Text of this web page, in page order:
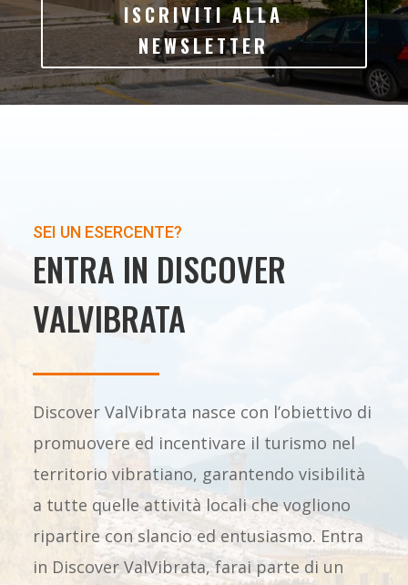
ISCRIVITI ALLA
NEWSLETTER
SEI UN ESERCENTE?
ENTRA IN DISCOVER
VALVIBRATA
Discover ValVibrata nasce con l’obiettivo di
promuovere ed incentivare il turismo nel
territorio vibratiano, garantendo visibilità
a tutte quelle attività locali che vogliono
ripartire con slancio ed entusiasmo. Entra
in Discover ValVibrata, farai parte di un